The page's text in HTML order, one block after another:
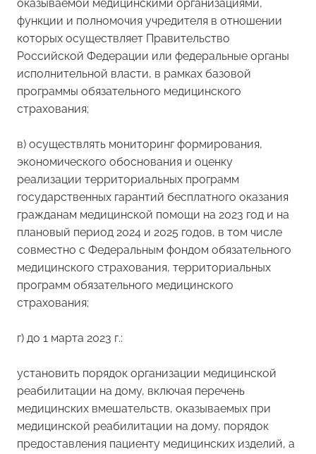
оказываемой медицинскими организациями,
функции и полномочия учредителя в отношении
которых осуществляет Правительство
Российской Федерации или федеральные органы
исполнительной власти, в рамках базовой
программы обязательного медицинского
страхования;
в) осуществлять мониторинг формирования,
экономического обоснования и оценку
реализации территориальных программ
государственных гарантий бесплатного оказания
гражданам медицинской помощи на 2023 год и на
плановый период 2024 и 2025 годов, в том числе
совместно с Федеральным фондом обязательного
медицинского страхования, территориальных
программ обязательного медицинского
страхования;
г) до 1 марта 2023 г.:
установить порядок организации медицинской
реабилитации на дому, включая перечень
медицинских вмешательств, оказываемых при
медицинской реабилитации на дому, порядок
предоставления пациенту медицинских изделий, а